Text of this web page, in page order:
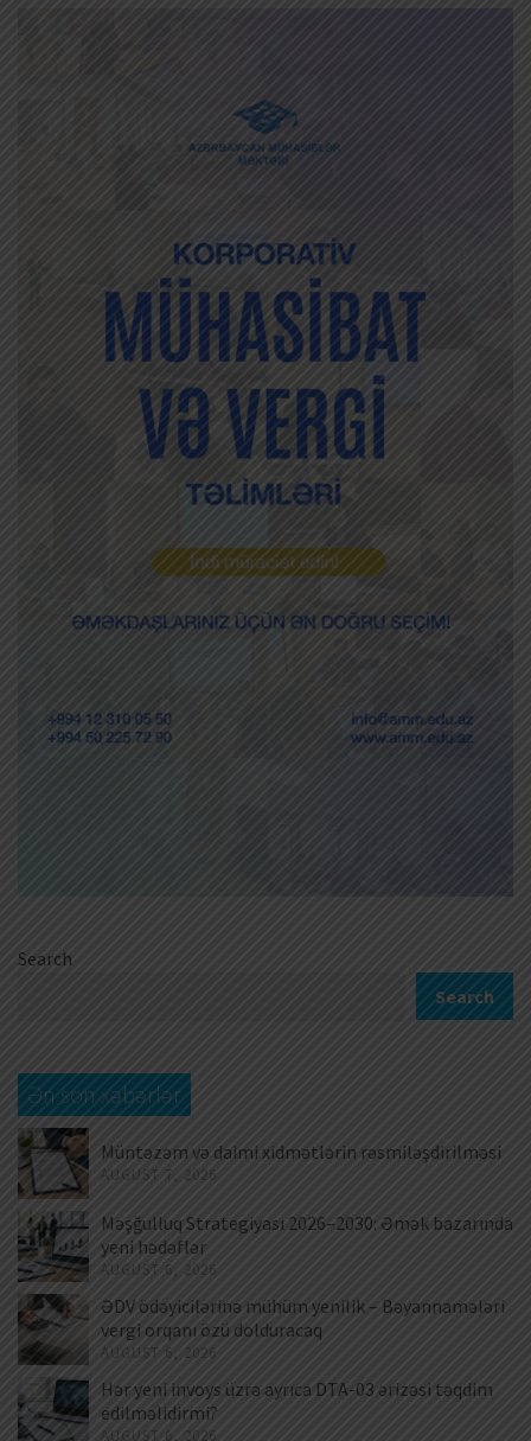
Search
Search
Ən son xəbərlər
Müntəzəm və daimi xidmətlərin rəsmiləşdirilməsi
AUGUST 7, 2026
Məşğulluq Strategiyası 2026–2030: Əmək bazarında
yeni hədəflər
AUGUST 6, 2026
ƏDV ödəyicilərinə mühüm yenilik – Bəyannamələri
vergi orqanı özü dolduracaq
AUGUST 6, 2026
Hər yeni invoys üzrə ayrıca DTA-03 ərizəsi təqdim
edilməlidirmi?
AUGUST 6, 2026